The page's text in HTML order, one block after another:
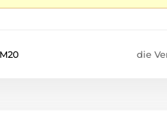
die